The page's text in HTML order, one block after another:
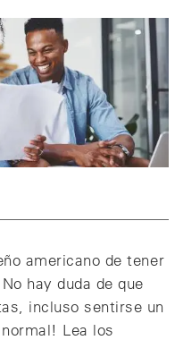
americano de tener
hay duda de que
incluso sentirse un
Lea los